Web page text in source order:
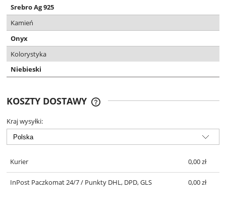
Srebro Ag 925
Kamień
Onyx
Kolorystyka
Niebieski
KOSZTY DOSTAWY
Kraj wysyłki:
Kurier 0,00 zł
InPost Paczkomat 24/7 / Punkty DHL, DPD, GLS 0,00 zł